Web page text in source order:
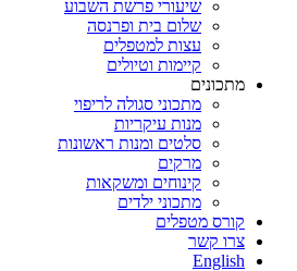
שיעורי פרשת השבוע
שלום בית ופרנסה
עצות למטפלים
קיימות וטיולים
מתכונים
מתכוני סגולה לריפוי
מנות עיקריות
סלטים ומנות ראשונות
מרקים
קינוחים ומשקאות
מתכוני ילדים
קורס מטפלים
צרו קשר
English